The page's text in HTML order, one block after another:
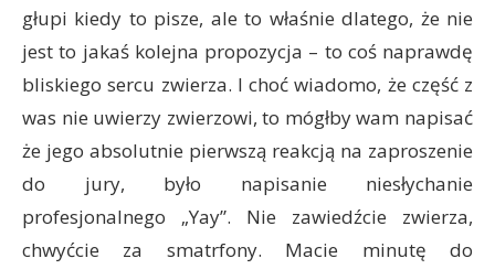
głupi kiedy to pisze, ale to właśnie dlatego, że nie
jest to jakaś kolejna propozycja – to coś naprawdę
bliskiego sercu zwierza. I choć wiadomo, że część z
was nie uwierzy zwierzowi, to mógłby wam napisać
że jego absolutnie pierwszą reakcją na zaproszenie
do jury, było napisanie niesłychanie
profesjonalnego „Yay”. Nie zawiedźcie zwierza,
chwyćcie za smatrfony. Macie minutę do